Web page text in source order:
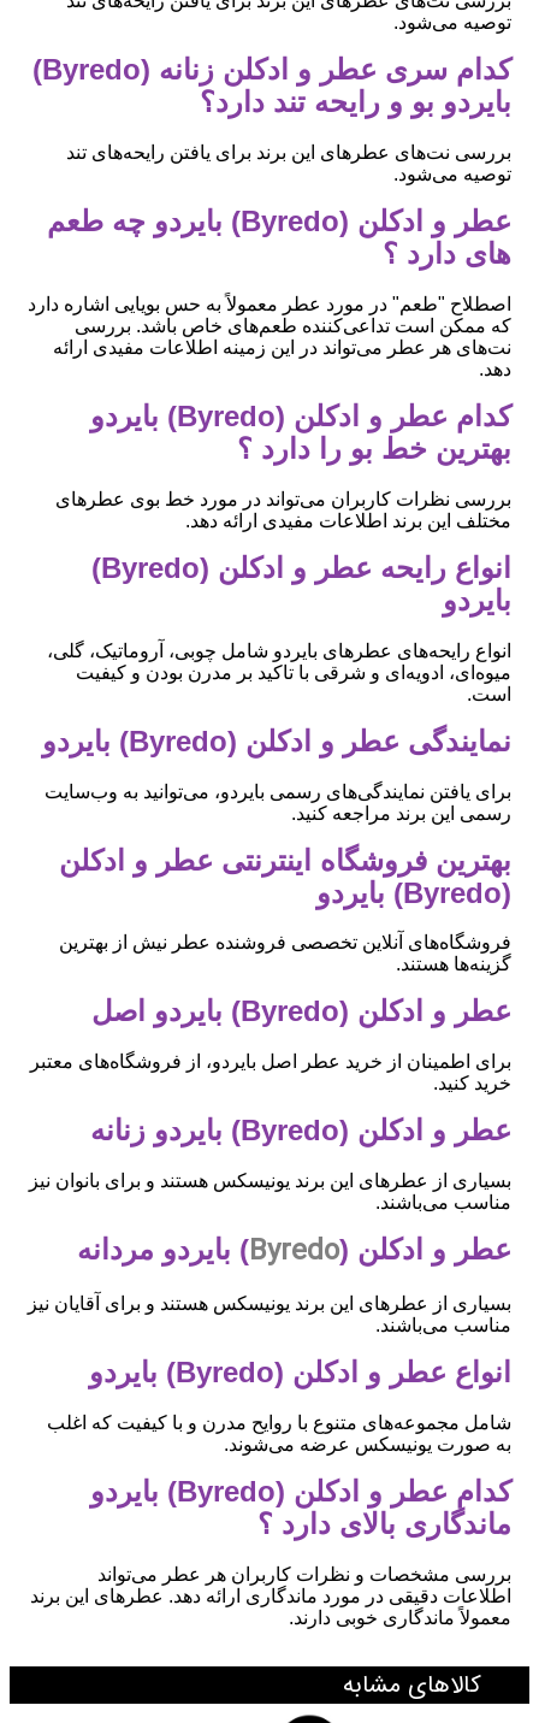
توصیه می‌شود.
کدام سری عطر و ادکلن زنانه (Byredo)
بایردو بو و رایحه تند دارد؟
بررسی نت‌های عطرهای این برند برای یافتن رایحه‌های تند
توصیه می‌شود.
عطر و ادکلن (Byredo) بایردو چه طعم
های دارد ؟
اصطلاح "طعم" در مورد عطر معمولاً به حس بویایی اشاره دارد
که ممکن است تداعی‌کننده طعم‌های خاص باشد. بررسی
نت‌های هر عطر می‌تواند در این زمینه اطلاعات مفیدی ارائه
دهد.
کدام عطر و ادکلن (Byredo) بایردو
بهترین خط بو را دارد ؟
بررسی نظرات کاربران می‌تواند در مورد خط بوی عطرهای
مختلف این برند اطلاعات مفیدی ارائه دهد.
انواع رایحه عطر و ادکلن (Byredo)
بایردو
انواع رایحه‌های عطرهای بایردو شامل چوبی، آروماتیک، گلی،
میوه‌ای، ادویه‌ای و شرقی با تاکید بر مدرن بودن و کیفیت
است.
نمایندگی عطر و ادکلن (Byredo) بایردو
برای یافتن نمایندگی‌های رسمی بایردو، می‌توانید به وب‌سایت
رسمی این برند مراجعه کنید.
بهترین فروشگاه اینترنتی عطر و ادکلن
(Byredo) بایردو
فروشگاه‌های آنلاین تخصصی فروشنده عطر نیش از بهترین
گزینه‌ها هستند.
عطر و ادکلن (Byredo) بایردو اصل
برای اطمینان از خرید عطر اصل بایردو، از فروشگاه‌های معتبر
خرید کنید.
عطر و ادکلن (Byredo) بایردو زنانه
بسیاری از عطرهای این برند یونیسکس هستند و برای بانوان نیز
مناسب می‌باشند.
عطر و ادکلن (Byredo) بایردو مردانه
بسیاری از عطرهای این برند یونیسکس هستند و برای آقایان نیز
مناسب می‌باشند.
انواع عطر و ادکلن (Byredo) بایردو
شامل مجموعه‌های متنوع با روایح مدرن و با کیفیت که اغلب
به صورت یونیسکس عرضه می‌شوند.
کدام عطر و ادکلن (Byredo) بایردو
ماندگاری بالای دارد ؟
بررسی مشخصات و نظرات کاربران هر عطر می‌تواند
اطلاعات دقیقی در مورد ماندگاری ارائه دهد. عطرهای این برند
معمولاً ماندگاری خوبی دارند.
کالاهای مشابه